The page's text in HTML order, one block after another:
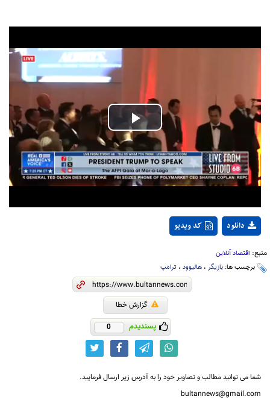
Play
Video
کد ویدیو دانلود
منبع: اقتصاد آنلاین
برچسب ها: بازیگر ، هالیوود ، ترامپ
گزارش خطا
پسندیدم 0
شما می توانید مطالب و تصاویر خود را به آدرس زیر ارسال فرمایید.
bultannews@gmail.com